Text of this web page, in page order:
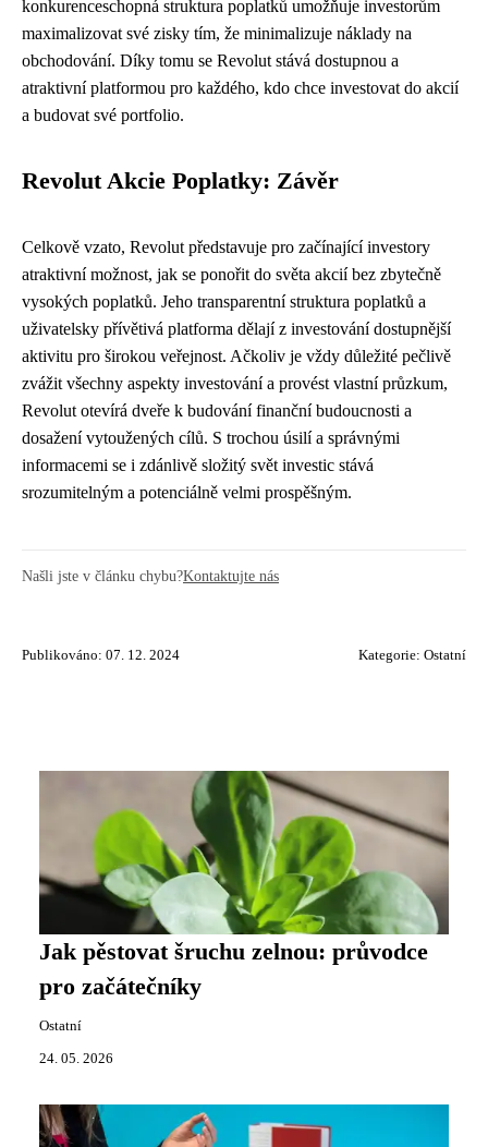
konkurenceschopná struktura poplatků umožňuje investorům
maximalizovat své zisky tím, že minimalizuje náklady na
obchodování. Díky tomu se Revolut stává dostupnou a
atraktivní platformou pro každého, kdo chce investovat do akcií
a budovat své portfolio.
Revolut Akcie Poplatky: Závěr
Celkově vzato, Revolut představuje pro začínající investory
atraktivní možnost, jak se ponořit do světa akcií bez zbytečně
vysokých poplatků. Jeho transparentní struktura poplatků a
uživatelsky přívětivá platforma dělají z investování dostupnější
aktivitu pro širokou veřejnost. Ačkoliv je vždy důležité pečlivě
zvážit všechny aspekty investování a provést vlastní průzkum,
Revolut otevírá dveře k budování finanční budoucnosti a
dosažení vytoužených cílů. S trochou úsilí a správnými
informacemi se i zdánlivě složitý svět investic stává
srozumitelným a potenciálně velmi prospěšným.
Našli jste v článku chybu?Kontaktujte nás
Publikováno: 07. 12. 2024 Kategorie: Ostatní
Jak pěstovat šruchu zelnou: průvodce
pro začátečníky
Ostatní
24. 05. 2026